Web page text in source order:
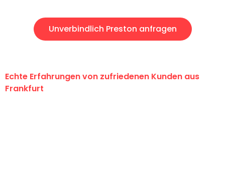
Unverbindlich Preston anfragen
Echte Erfahrungen von zufriedenen Kunden aus
Frankfurt